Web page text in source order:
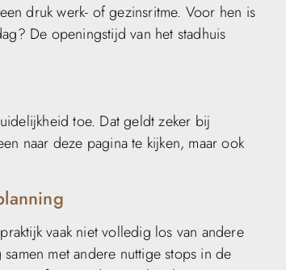
druk werk- of gezinsritme. Voor hen is
De openingstijd van het stadhuis
toe. Dat geldt zeker bij
naar deze pagina te kijken, maar ook
vaak niet volledig los van andere
met andere nuttige stops in de